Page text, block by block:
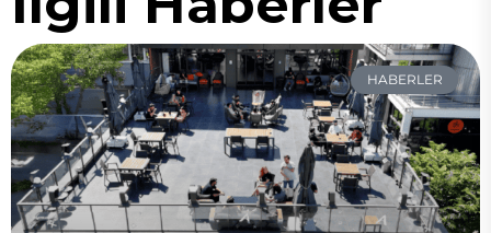
HABERLER